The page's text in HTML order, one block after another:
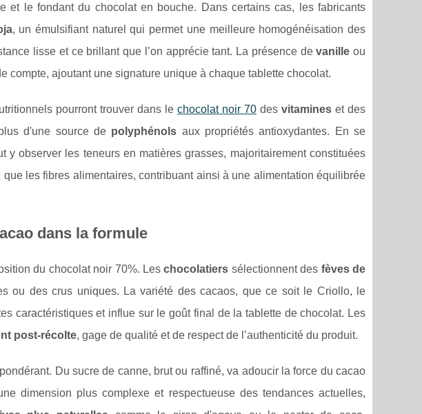
et le fondant du chocolat en bouche. Dans certains cas, les fabricants
, un émulsifiant naturel qui permet une meilleure homogénéisation des
lisse et ce brillant que l’on apprécie tant. La présence devanille ou
compte, ajoutant une signature unique à chaque tablette chocolat.
pourront trouver dans le chocolat noir 70 des vitamines et des
d'une source de polyphénols aux propriétés antioxydantes. En se
y observer les teneurs en matières grasses, majoritairement constituées
que les fibres alimentaires, contribuant ainsi à une alimentation équilibrée
dans la formule
du chocolat noir 70%. Leschocolatiers sélectionnent des fèves de
ou des crus uniques. La variété des cacaos, que ce soit le Criollo, le
caractéristiques et influe sur le goût final de la tablette de chocolat. Les
post-récolte, gage de qualité et de respect de l’authenticité du produit.
Du sucre de canne, brut ou raffiné, va adoucir la force du cacao
dimension plus complexe et respectueuse des tendances actuelles,